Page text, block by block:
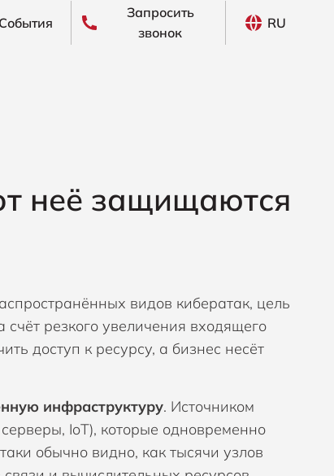
мобильными устройствами
информацией и событиями
управление конечными
События
Запросить
звонок
RU
неё защищаются
видов кибератак, цель
резкого увеличения входящего
доступ к ресурсу, а бизнес несёт
инфраструктуру. Источником
IoT), которые одновременно
обычно видно, как тысячи узлов